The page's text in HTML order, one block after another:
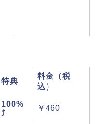
特典
料金（税
込）
100%
⤴
￥460